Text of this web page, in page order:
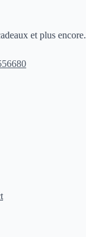
et plus encore.